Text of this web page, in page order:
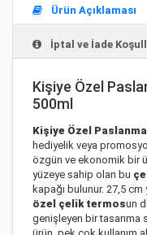
Ürün Açıklaması
İptal ve İade
Kişiye Özel
500ml
Kişiye Özel
hediyelik veya
özgün ve ekonomik bir
yüzeye sahip olan bu
kapağı bulunur. 27,5
özel çelik termosun
genişleyen bir tasarıma
ürün, pek çok kullanım